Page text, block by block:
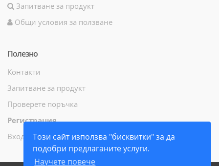
Този сайт използва "бисквитки" за да
подобри предлаганите услуги.
Научете повече
Запитване за продукт
Общи условия за ползване
Полезно
Контакти
Запитване за продукт
Проверете поръчка
Регистрация
Вход